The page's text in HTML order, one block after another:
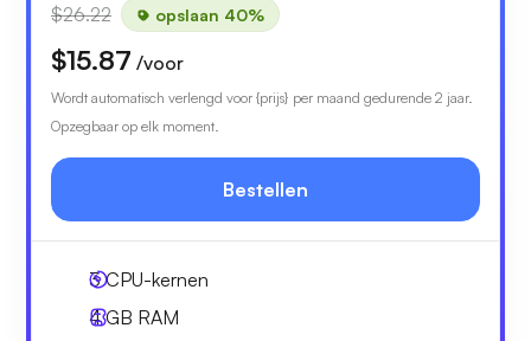
$26.22 opslaan 40%
$15.87 /voor
Wordt automatisch verlengd voor {prijs} per maand gedurende 2 jaar.
Opzegbaar op elk moment.
Bestellen
3CPU-kernen
4 GB RAM